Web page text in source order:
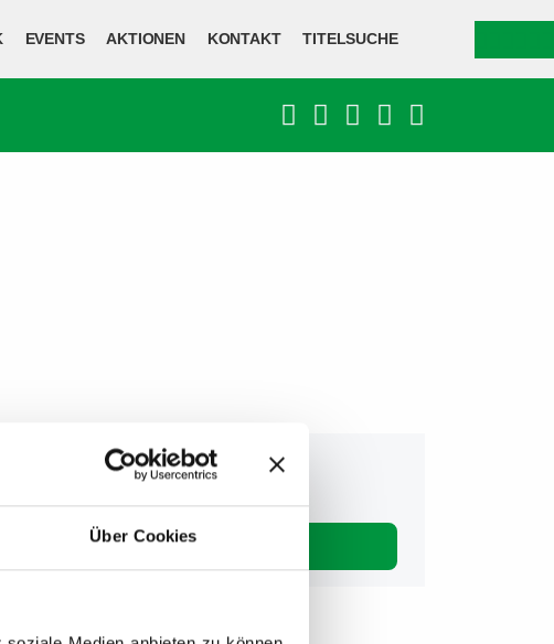
Über Cookies
EVENTS AKTIONEN KONTAKT TITELSUCHE
BEI VOGTLAND RADIO
E-MAIL SENDEN